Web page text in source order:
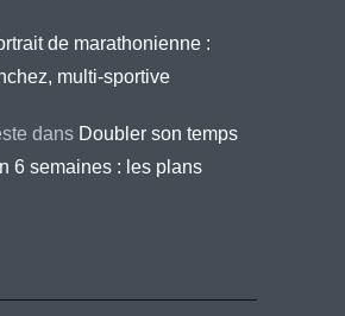
de marathonienne :
multi-sportive
dans Doubler son temps
6 semaines : les plans